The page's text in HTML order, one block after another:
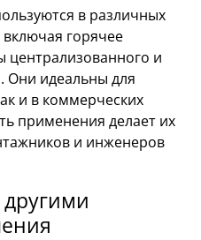
в различных
горячее
централизованного и
Они идеальны для
и в коммерческих
применения делает их
и инженеров